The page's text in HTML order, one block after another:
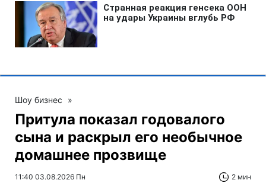
Шоу бизнес »
Притула показал годовалого
сына и раскрыл его необычное
домашнее прозвище
11:40 03.08.2026 Пн 2 мин